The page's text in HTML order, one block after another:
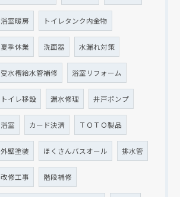
浴室暖房 トイレタンク内金物
夏季休業 洗面器 水漏れ対策
受水槽給水管補修 浴室リフォーム
トイレ移設 漏水修理 井戸ポンプ
浴室 カード決済 ＴＯＴＯ製品
外壁塗装 ほくさんバスオール 排水管
改修工事 階段補修